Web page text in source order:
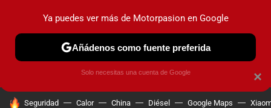
PRUEBAS COCHES ELÉCTRICOS OBSERVATORIO
HOY SE HABLA DE
Seguridad Calor China Diésel Google Maps
×
Ya puedes ver más de Motorpasion en Google
Añádenos como fuente preferida
Solo necesitas una cuenta de Google